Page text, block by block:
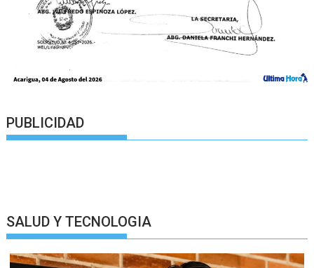
PUBLICIDAD
SALUD Y TECNOLOGIA